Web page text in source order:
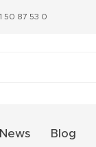
50 87 53 0
News Blog